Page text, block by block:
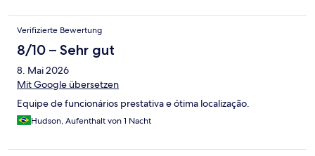
Verifizierte Bewertung
8/10 – Sehr gut
8. Mai 2026
Mit Google übersetzen
Equipe de funcionários prestativa e ótima localização.
Hudson, Aufenthalt von 1 Nacht